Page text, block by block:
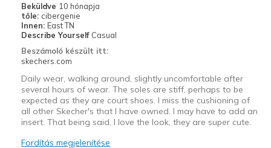
View On Shoes
I'm Into Shoes
Beküldve 10 hónapja
tőle: cibergenie
Innen: East TN
Describe Yourself Casual
Beszámoló készült itt:
skechers.com
Daily wear, walking around, slightly uncomfortable after
several hours of wear. The soles are stiff, perhaps to be
expected as they are court shoes. I miss the cushioning of
all other Skecher's that I have owned. I may have to add an
insert. That being said, I love the look, they are super cute.
Fordítás megjelenítése